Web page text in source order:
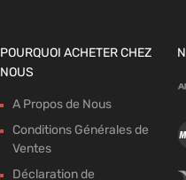
POURQUOI ACHETER CHEZ
NOUS
A Propos de Nous
Conditions Générales de
Ventes
Déclaration de